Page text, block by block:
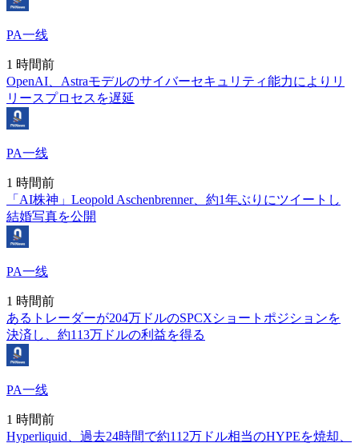
PA一线
1 時間前
OpenAI、Astraモデルのサイバーセキュリティ能力によりリ
リースプロセスを遅延
PA一线
1 時間前
「AI株神」Leopold Aschenbrenner、約1年ぶりにツイートし
結婚写真を公開
PA一线
1 時間前
あるトレーダーが204万ドルのSPCXショートポジションを
決済し、約113万ドルの利益を得る
PA一线
1 時間前
Hyperliquid、過去24時間で約112万ドル相当のHYPEを焼却、